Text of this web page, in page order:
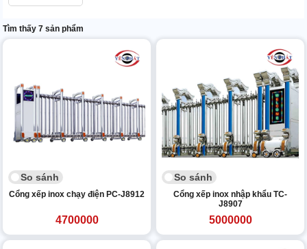
Tìm thấy 7 sản phẩm
So sánh
Cổng xếp inox chạy điện PC-J8912
4700000
So sánh
Cổng xếp inox nhập khẩu TC-
J8907
5000000